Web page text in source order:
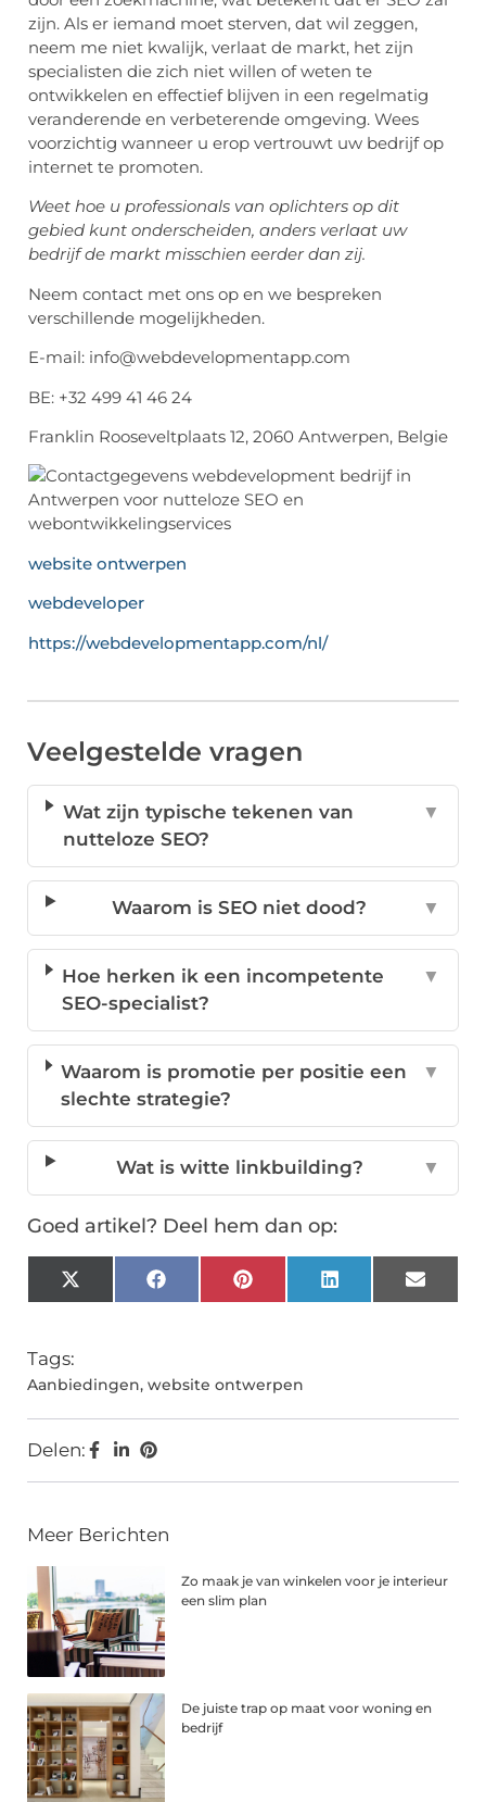
zijn. Als er iemand moet sterven, dat wil zeggen,
neem me niet kwalijk, verlaat de markt, het zijn
specialisten die zich niet willen of weten te
ontwikkelen en effectief blijven in een regelmatig
veranderende en verbeterende omgeving. Wees
voorzichtig wanneer u erop vertrouwt uw bedrijf op
internet te promoten.
Weet hoe u professionals van oplichters op dit
gebied kunt onderscheiden, anders verlaat uw
bedrijf de markt misschien eerder dan zij.
Neem contact met ons op en we bespreken
verschillende mogelijkheden.
E-mail: info@webdevelopmentapp.com
BE: +32 499 41 46 24
Franklin Rooseveltplaats 12, 2060 Antwerpen, Belgie
website ontwerpen
webdeveloper
https://webdevelopmentapp.com/nl/
Veelgestelde vragen
Wat zijn typische tekenen van
nutteloze SEO?
▼
Waarom is SEO niet dood? ▼
Hoe herken ik een incompetente
SEO-specialist?
▼
Waarom is promotie per positie een
slechte strategie?
▼
Wat is witte linkbuilding? ▼
Goed artikel? Deel hem dan op:
X
(Twitter)
FacebookPinterestLinkedInEmail
Tags:
Aanbiedingen, website ontwerpen
Delen:
Meer Berichten
Zo maak je van winkelen voor je interieur
een slim plan
De juiste trap op maat voor woning en
bedrijf